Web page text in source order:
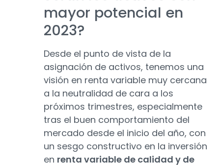
mayor potencial en
2023?
Desde el punto de vista de la
asignación de activos, tenemos una
visión en renta variable muy cercana
a la neutralidad de cara a los
próximos trimestres, especialmente
tras el buen comportamiento del
mercado desde el inicio del año, con
un sesgo constructivo en la inversión
en renta variable de calidad y de